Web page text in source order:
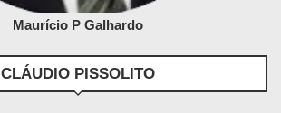
Maurício P Galhardo
CLÁUDIO PISSOLITO